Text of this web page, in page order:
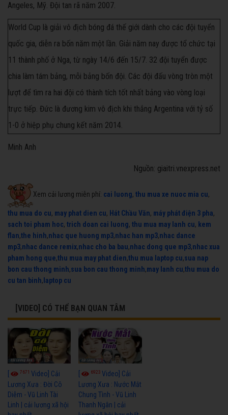
Angeles, Mỹ. Đội tan rã năm 2007.
World Cup là giải vô địch bóng đá thế giới dành cho các đội tuyển
quốc gia, diễn ra bốn năm một lần. Giải năm nay được tổ chức tại
11 thành phố ở Nga, từ ngày 14/6 đến 15/7. 32 đội tuyển được
chia làm tám bảng, mỗi bảng bốn đội. Các đội đấu vòng tròn một
lượt để tìm ra hai đội có thành tích tốt nhất bảng vào vòng loại
trực tiếp. Đức là đương kim vô địch khi thắng Argentina với tỷ số
1-0 ở hiệp phụ chung kết năm 2014.
Minh Anh
Nguồn: giaitri.vnexpress.net
Xem cải lương miễn phí: cai luong, thu mua xe nuoc mia cu,
thu mua do cu, may phat dien cu, Hát Chầu Văn, máy phát điện 3 pha,
sach toi pham hoc, trich doan cai luong, thu mua may lanh cu, kem
flan,the hinh,nhac que huong mp3,nhac han mp3,nhac dance
mp3,nhac dance remix,nhac cho ba bau,nhac dong que mp3,nhac xua
pham hong que,thu mua may phat dien,thu mua laptop cu,sua nap
bon cau thong minh,sua bon cau thong minh,may lanh cu,thu mua do
cu tan binh, laptop cu
[VIDEO] CÓ THỂ BẠN QUAN TÂM
7671 Video] Cải
Lương Xưa : Đời Cô
Diễm - Vũ Linh Tài
Linh | cải lương xã hội
6923Video] Cải
Lương Xưa : Nước Mắt
Chung Tình - Vũ Linh
Thanh Ngân | cải